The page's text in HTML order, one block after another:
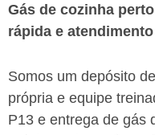
Gás de cozinha
rápida e
Somos um depósito
própria e equipe
P13 e entrega de gás